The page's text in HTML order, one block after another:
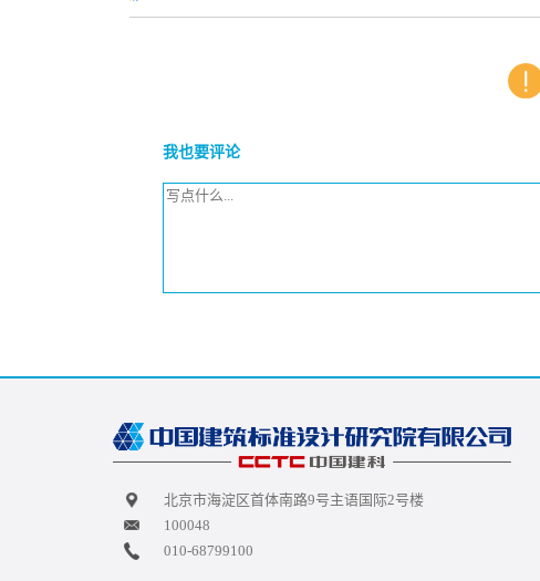
我也要评论
北京市海淀区首体南路9号主语国际2号楼
100048
010-68799100